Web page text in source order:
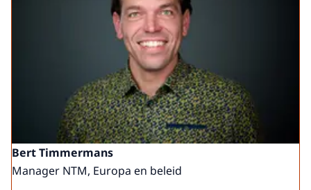
Bert Timmermans
Manager NTM, Europa en beleid